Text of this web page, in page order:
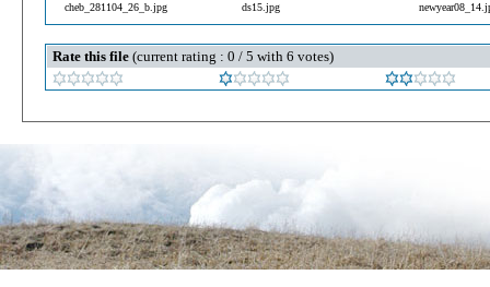
cheb_281104_26_b.jpg ds15.jpg
Rate this file (current rating : 0 / 5 with 6 votes)